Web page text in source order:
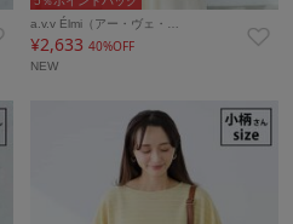
a.v.v Élmi（アー・ヴェ・…
¥2,63340%OFF
NEW